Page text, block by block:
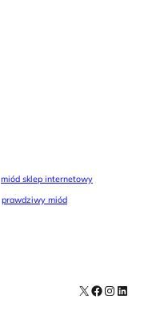
miód sklep internetowy
prawdziwy miód
X Facebook